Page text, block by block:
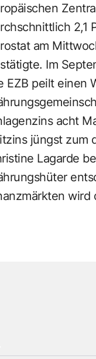
2,1
am
Im
EZB peilt einen
acht
jüngst zum
Lagarde
wird